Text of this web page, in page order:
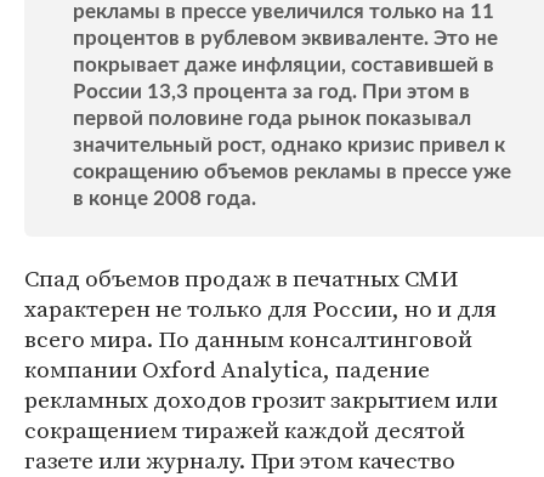
рекламы в прессе увеличился только на 11
процентов в рублевом эквиваленте. Это не
покрывает даже инфляции, составившей в
России 13,3 процента за год. При этом в
первой половине года рынок показывал
значительный рост, однако кризис привел к
сокращению объемов рекламы в прессе уже
в конце 2008 года.
Спад объемов продаж в печатных СМИ
характерен не только для России, но и для
всего мира. По данным консалтинговой
компании Oxford Analytica, падение
рекламных доходов грозит закрытием или
сокращением тиражей каждой десятой
газете или журналу. При этом качество